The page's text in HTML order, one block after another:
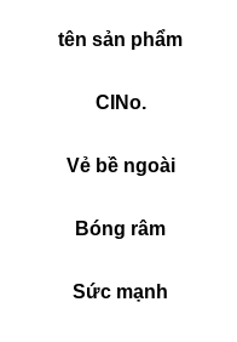
tên sản phẩm
CINo.
Vẻ bề ngoài
Bóng râm
Sức mạnh